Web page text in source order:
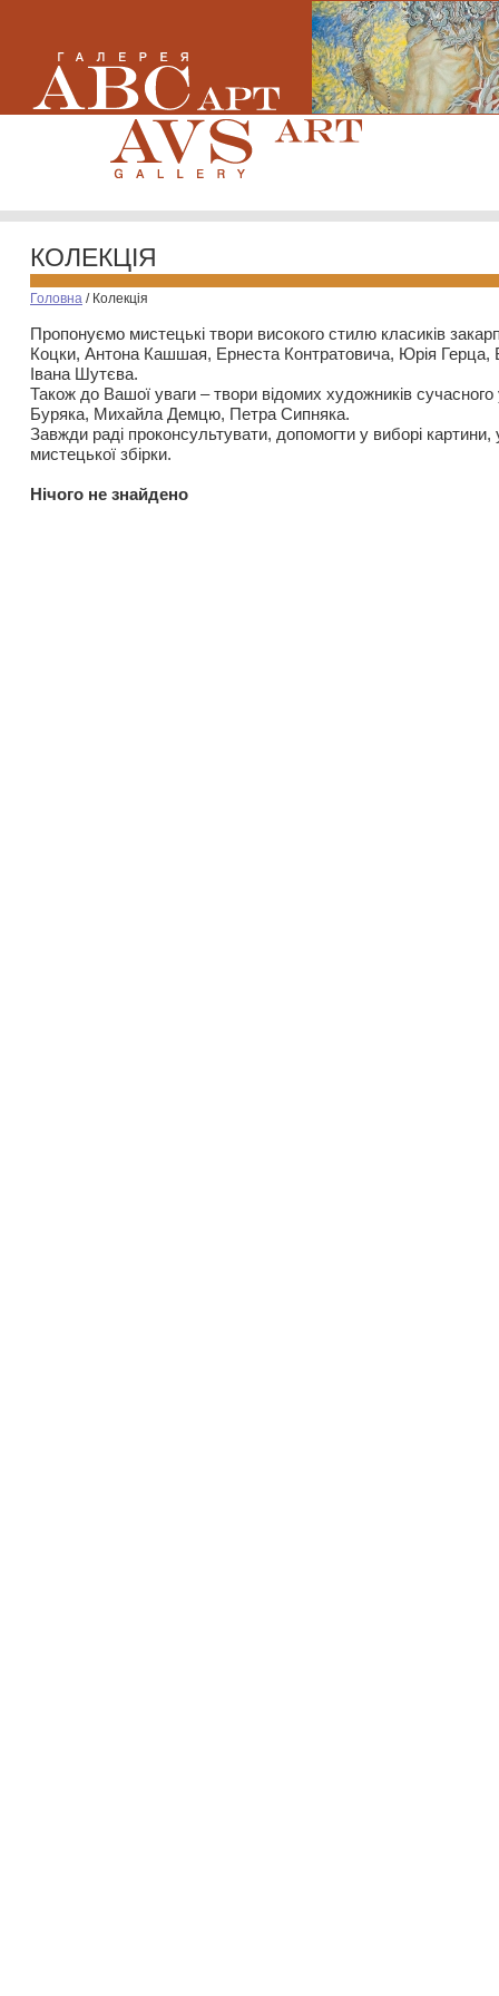
КОЛЕКЦІЯ
Головна / Колекція
Пропонуємо мистецькі твори високого стилю класиків
Коцки, Антона Кашшая, Ернеста Контратовича, Юрія
Івана Шутєва.
Також до Вашої уваги – твори відомих художників
Буряка, Михайла Демцю, Петра Сипняка.
Завжди раді проконсультувати, допомогти у виборі картини,
мистецької збірки.
Нiчого не знайдено